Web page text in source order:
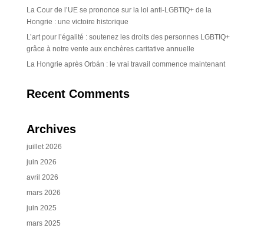
La Cour de l’UE se prononce sur la loi anti-LGBTIQ+ de la
Hongrie : une victoire historique
L’art pour l’égalité : soutenez les droits des personnes LGBTIQ+
grâce à notre vente aux enchères caritative annuelle
La Hongrie après Orbán : le vrai travail commence maintenant
Recent Comments
Archives
juillet 2026
juin 2026
avril 2026
mars 2026
juin 2025
mars 2025